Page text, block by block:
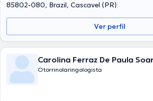
85802-080, Brazil, Cascavel (PR)
Ver perfil
Carolina Ferraz De Paula
Otorrinolaringologista